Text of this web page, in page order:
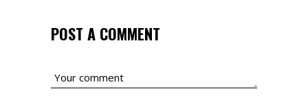
POST A COMMENT